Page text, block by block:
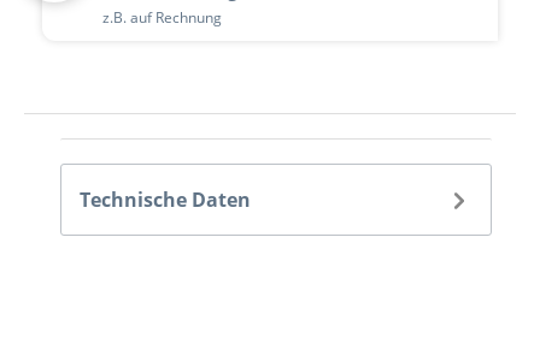
z.B. auf Rechnung
Technische Daten